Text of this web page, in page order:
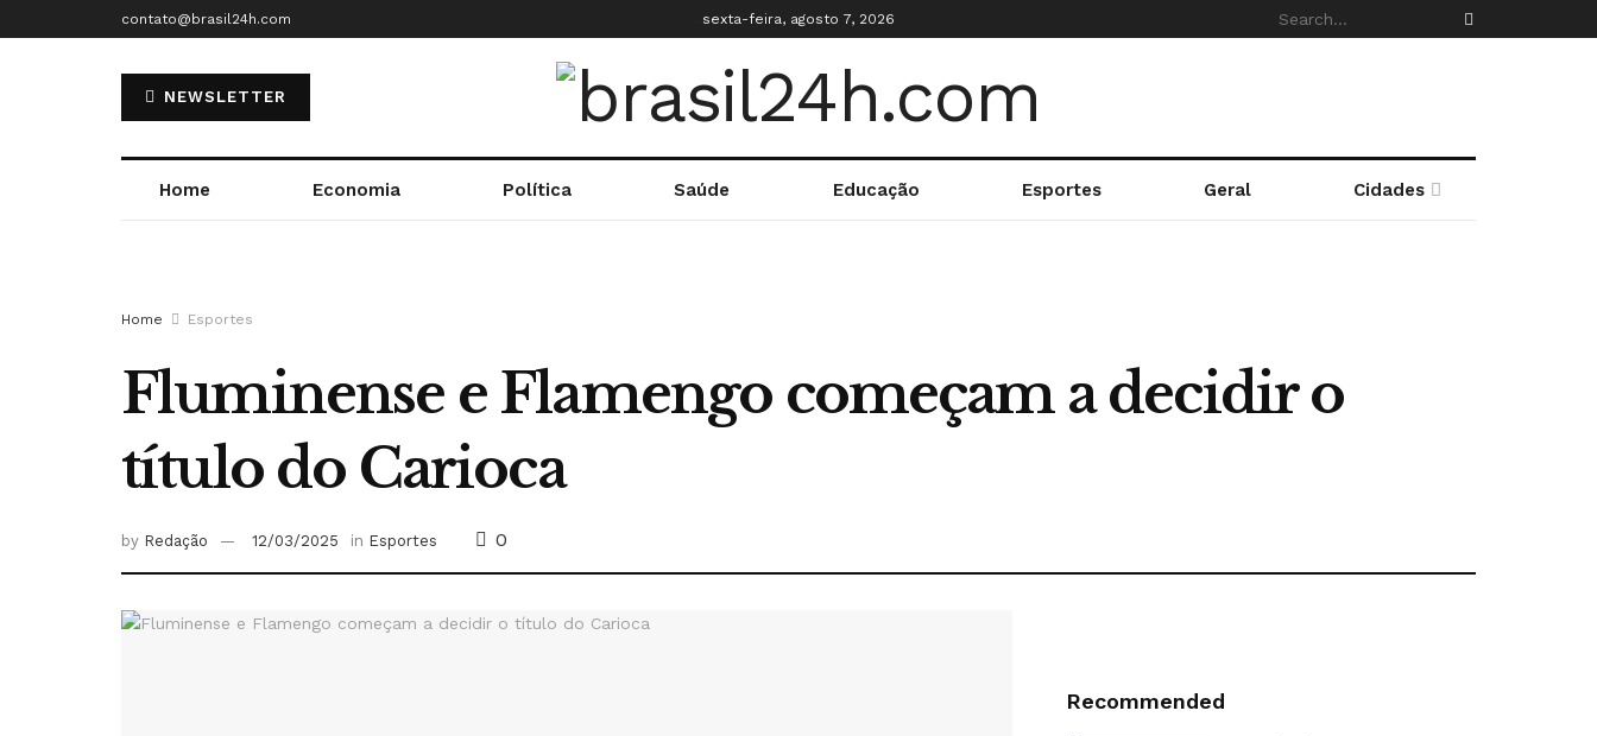
contato@brasil24h.com sexta-feira, agosto 7, 2026
NEWSLETTER
Home Economia Política Saúde Educação Esportes Geral Cidades
Home Esportes
Fluminense e Flamengo começam a decidir o
título do Carioca
by Redação 12/03/2025 in Esportes 0
Recommended